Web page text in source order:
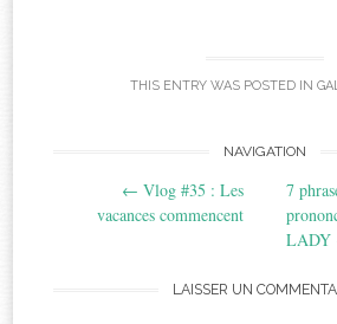
THIS ENTRY WAS POSTED IN
navigation
NAVIGATION
← Vlog #35 : Les
vacances commencent
7
LADY
LAISSER UN